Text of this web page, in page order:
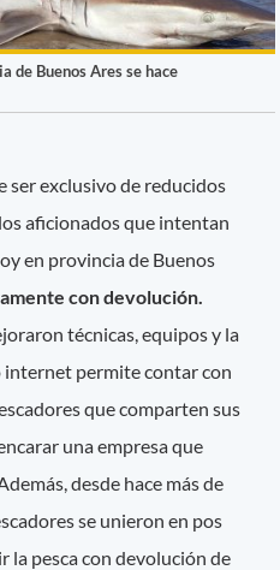
de Buenos Ares se hace
ser exclusivo de reducidos
aficionados que intentan
en provincia de Buenos
con devolución.
técnicas, equipos y la
permite contar con
que comparten sus
una empresa que
desde hace más de
se unieron en pos
pesca con devolución de